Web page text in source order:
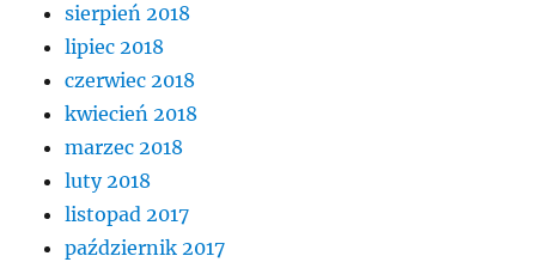
sierpień 2018
lipiec 2018
czerwiec 2018
kwiecień 2018
marzec 2018
luty 2018
listopad 2017
październik 2017